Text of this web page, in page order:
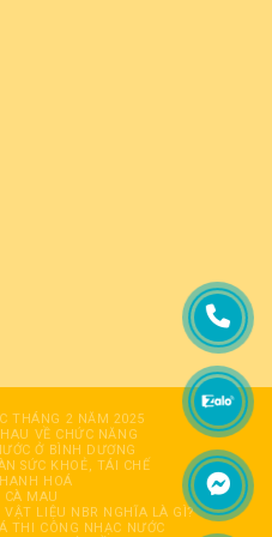
THÁNG 2 NĂM 2025
VỀ CHỨC NĂNG
Ở BÌNH DƯƠNG
SỨC KHOẺ, TÁI CHẾ
HOÁ
MAU
LIỆU NBR NGHĨA LÀ GÌ?
THI CÔNG NHẠC NƯỚC